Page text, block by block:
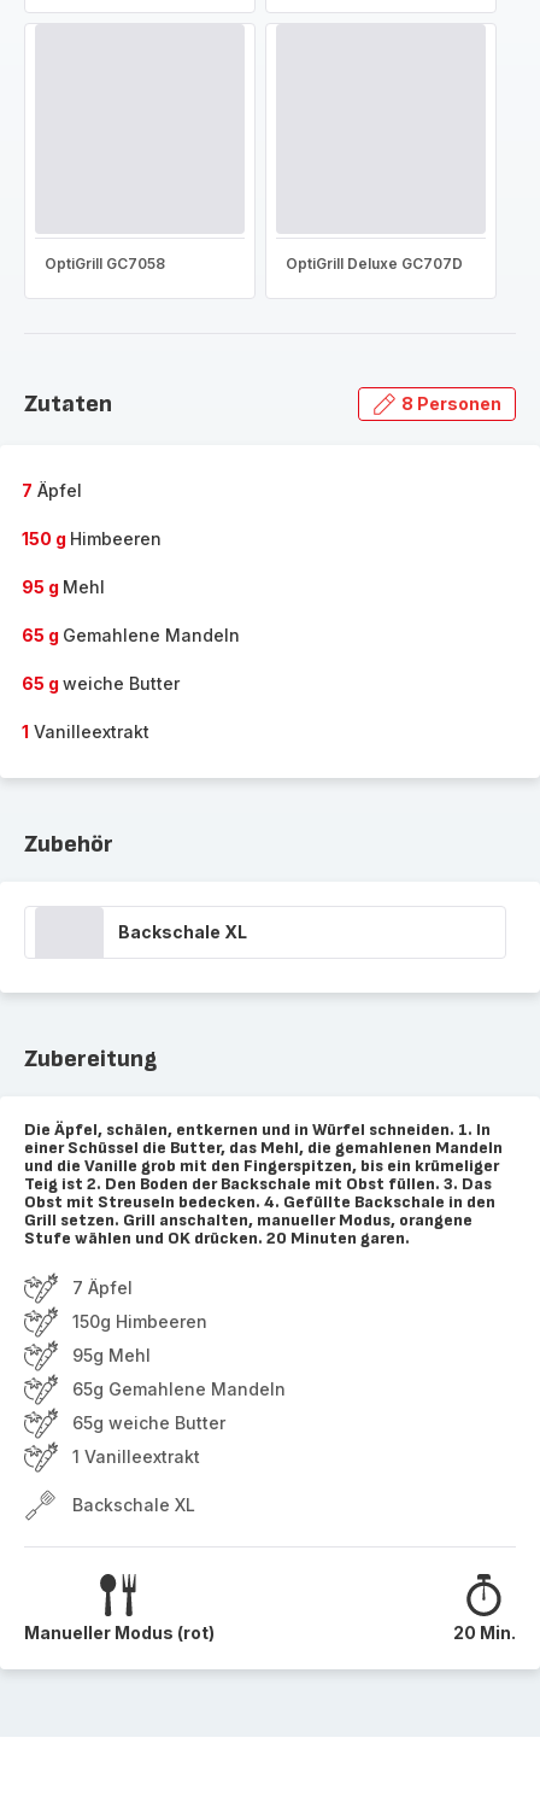
OptiGrill GC7058 OptiGrill Deluxe GC707D
Zutaten 8 Personen
7 Äpfel
150 g Himbeeren
95 g Mehl
65 g Gemahlene Mandeln
65 g weiche Butter
1 Vanilleextrakt
Zubehör
Backschale XL
Zubereitung
Die Äpfel, schälen, entkernen und in Würfel schneiden. 1. In
einer Schüssel die Butter, das Mehl, die gemahlenen Mandeln
und die Vanille grob mit den Fingerspitzen, bis ein krümeliger
Teig ist 2. Den Boden der Backschale mit Obst füllen. 3. Das
Obst mit Streuseln bedecken. 4. Gefüllte Backschale in den
Grill setzen. Grill anschalten, manueller Modus, orangene
Stufe wählen und OK drücken. 20 Minuten garen.
7 Äpfel
150g Himbeeren
95g Mehl
65g Gemahlene Mandeln
65g weiche Butter
1 Vanilleextrakt
Backschale XL
Manueller Modus (rot) 20 Min.